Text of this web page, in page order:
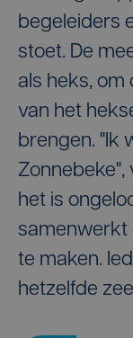
begeleiders
stoet. De
als heks, om
van het
brengen. "Ik
Zonnebeke",
het is
samenwerkt
te maken.
hetzelfde